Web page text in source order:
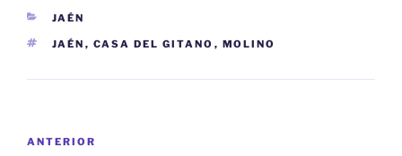
CATEGORÍAS
JAÉN
ETIQUETAS
JAÉN , CASA DEL GITANO , MOLINO
Navegación
Entrada
ANTERIOR